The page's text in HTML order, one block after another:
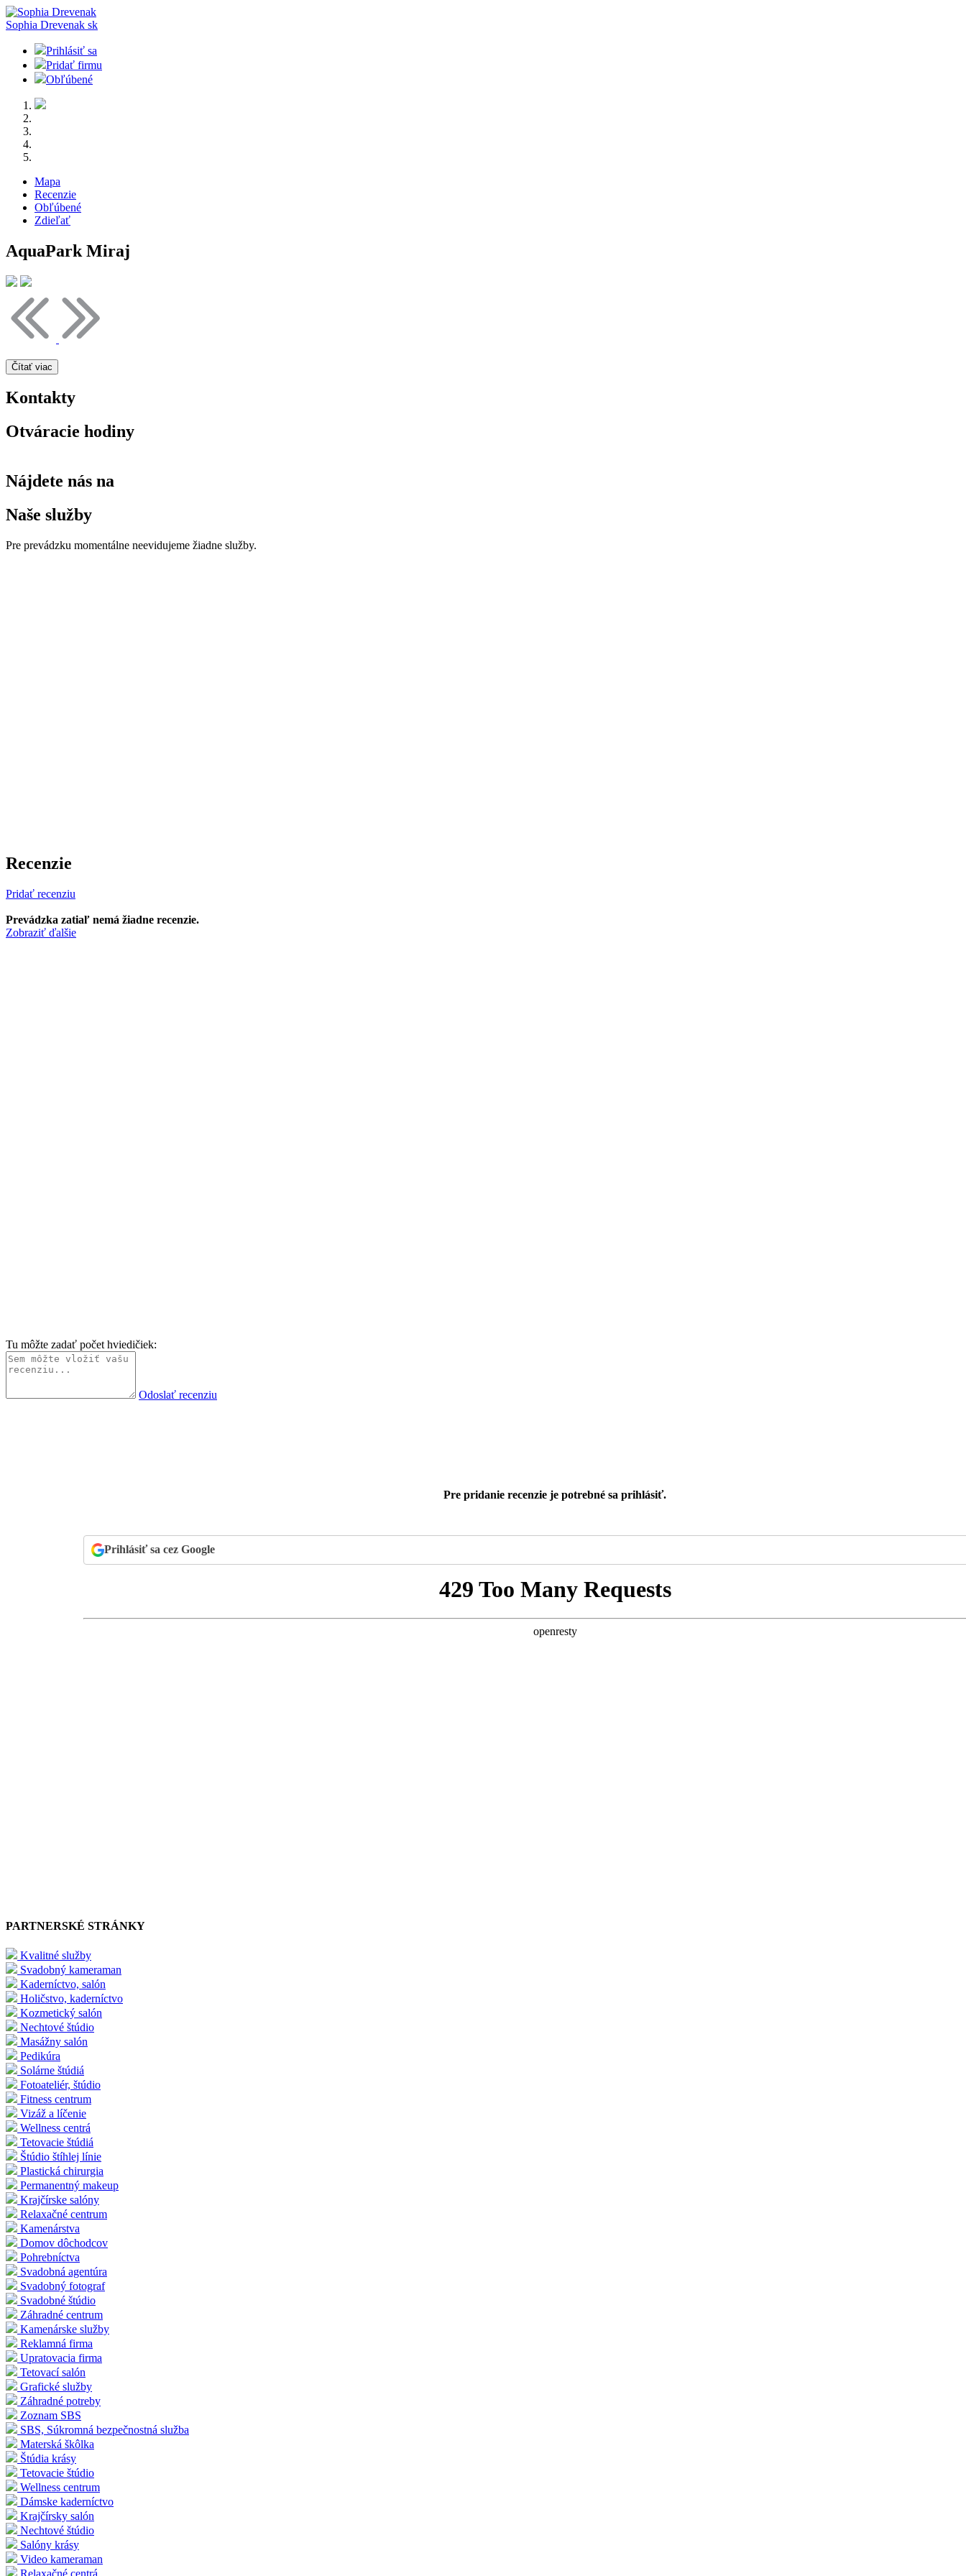
Sophia Drevenak sk
Prihlásiť sa
Pridať firmu
Obľúbené
Mapa
Recenzie
Obľúbené
Zdieľať
AquaPark Miraj
Čítať viac
Kontakty
Otváracie hodiny
Nájdete nás na
Naše služby
Pre prevádzku momentálne neevidujeme žiadne služby.
Recenzie
Pridať recenziu
Prevádzka zatiaľ nemá žiadne recenzie.
Zobraziť ďalšie
Tu môžte zadať počet hviedičiek:
Odoslať recenziu
Pre pridanie recenzie je potrebné sa prihlásiť.
Prihlásiť sa cez Google
PARTNERSKÉ STRÁNKY
Kvalitné služby
Svadobný kameraman
Kaderníctvo, salón
Holičstvo, kaderníctvo
Kozmetický salón
Nechtové štúdio
Masážny salón
Pedikúra
Solárne štúdiá
Fotoateliér, štúdio
Fitness centrum
Vizáž a líčenie
Wellness centrá
Tetovacie štúdiá
Štúdio štíhlej línie
Plastická chirurgia
Permanentný makeup
Krajčírske salóny
Relaxačné centrum
Kamenárstva
Domov dôchodcov
Pohrebníctva
Svadobná agentúra
Svadobný fotograf
Svadobné štúdio
Záhradné centrum
Kamenárske služby
Reklamná firma
Upratovacia firma
Tetovací salón
Grafické služby
Záhradné potreby
Zoznam SBS
SBS, Súkromná bezpečnostná služba
Materská škôlka
Štúdia krásy
Tetovacie štúdio
Wellness centrum
Dámske kaderníctvo
Krajčírsky salón
Nechtové štúdio
Salóny krásy
Video kameraman